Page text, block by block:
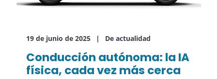
19 de junio de 2025 De actualidad
Conducción autónoma: la IA
física, cada vez más cerca